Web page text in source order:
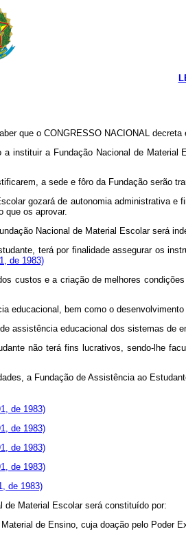
que o CONGRESSO NACIONAL
instituir a Fundação Nacional de
a sede e fôro da Fundação serão
gozará de autonomia administrativa
que os aprovar.
Nacional de Material Escolar será
terá por finalidade assegurar os
de 1983)
dos custos e a criação de melhores
educacional, bem como o
de assistência educacional dos
não terá fins lucrativos, sendo-
a Fundação de Assistência ao
de 1983)
de 1983)
de 1983)
de 1983)
de 1983)
de Material Escolar será constituído por:
de Ensino, cuja doação pelo Poder